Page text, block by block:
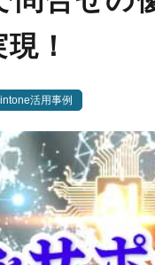
！
活用事例